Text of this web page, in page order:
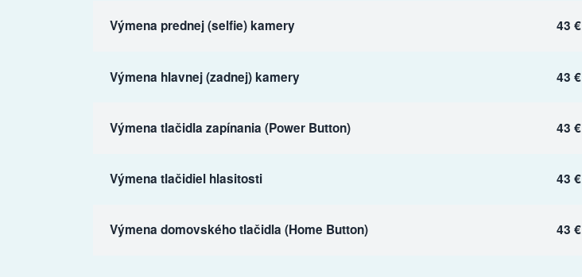
Výmena prednej (selfie) kamery 43 €
Výmena hlavnej (zadnej) kamery 43 €
Výmena tlačidla zapínania (Power Button) 43 €
Výmena tlačidiel hlasitosti 43 €
Výmena domovského tlačidla (Home Button) 43 €